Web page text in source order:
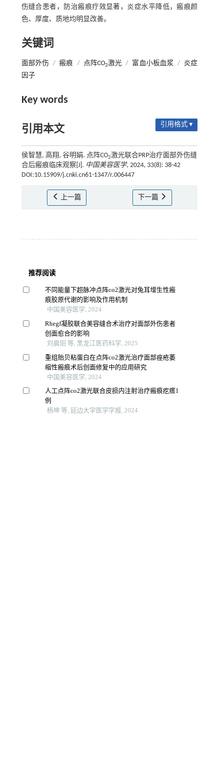
伤缝合患者，防治瘢痕疗效显著，炎症水平降低，瘢痕颜
色、厚度、质地均明显改善。
关键词
面部外伤 / 瘢痕 / 点阵CO2激光 / 富血小板血浆 / 炎症
因子
Key words
引用本文 引用格式 ▾
侯智慧, 高翔, 谷明娟. 点阵CO2激光联合PRP治疗面部外伤缝
合后瘢痕临床观察[J]. 中国美容医学, 2024, 33(8): 38-42
DOI:10.15909/j.cnki.cn61-1347/r.006447
上一篇 下一篇